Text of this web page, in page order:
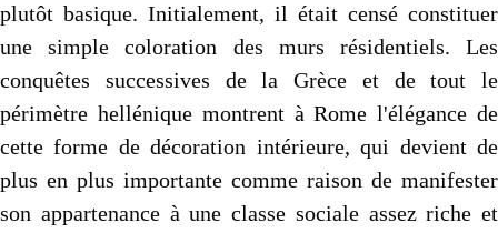
plutôt basique. Initialement, il était censé constituer
une simple coloration des murs résidentiels. Les
conquêtes successives de la Grèce et de tout le
périmètre hellénique montrent à Rome l'élégance de
cette forme de décoration intérieure, qui devient de
plus en plus importante comme raison de manifester
son appartenance à une classe sociale assez riche et